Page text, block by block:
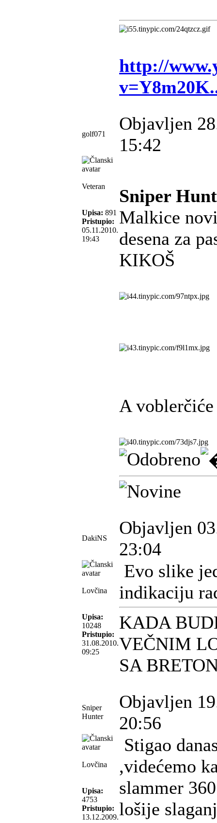
http://
golf071
Objavljen
15:42
Veteran
Upisa: 891
Pristupio:
05.11.2010.
19:43
Sniper
Malkice
desena za
KIKOŠ
A
DakiNS
Objavljen
23:04
Lovčina
Upisa:
10248
Pristupio:
31.08.2010.
09:25
Evo slike
indikaciju
KADA
VEČNIM
SA
Sniper
Hunter
Objavljen
20:56
Lovčina
Upisa:
4753
Pristupio:
13.12.2009.
Stigao
,videćemo
slammer
lošije